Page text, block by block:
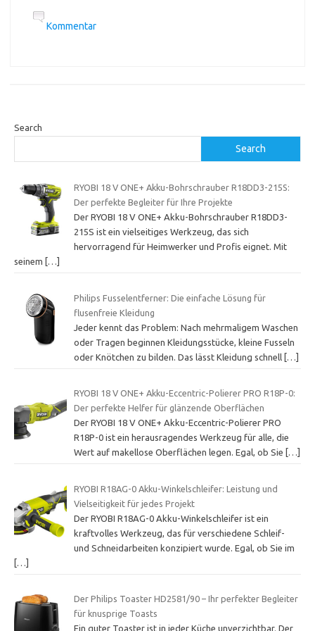
Kommentar
Search
Search
RYOBI 18 V ONE+ Akku-Bohrschrauber R18DD3-215S:
Der perfekte Begleiter für Ihre Projekte
Der RYOBI 18 V ONE+ Akku-Bohrschrauber R18DD3-
215S ist ein vielseitiges Werkzeug, das sich
hervorragend für Heimwerker und Profis eignet. Mit
seinem
[…]
Philips Fusselentferner: Die einfache Lösung für
flusenfreie Kleidung
Jeder kennt das Problem: Nach mehrmaligem Waschen
oder Tragen beginnen Kleidungsstücke, kleine Fusseln
oder Knötchen zu bilden. Das lässt Kleidung schnell […]
RYOBI 18 V ONE+ Akku-Eccentric-Polierer PRO R18P-0:
Der perfekte Helfer für glänzende Oberflächen
Der RYOBI 18 V ONE+ Akku-Eccentric-Polierer PRO
R18P-0 ist ein herausragendes Werkzeug für alle, die
Wert auf makellose Oberflächen legen. Egal, ob Sie
[…]
RYOBI R18AG-0 Akku-Winkelschleifer: Leistung und
Vielseitigkeit für jedes Projekt
Der RYOBI R18AG-0 Akku-Winkelschleifer ist ein
kraftvolles Werkzeug, das für verschiedene Schleif-
und Schneidarbeiten konzipiert wurde. Egal, ob Sie im
[…]
Der Philips Toaster HD2581/90 – Ihr perfekter Begleiter
für knusprige Toasts
Ein guter Toaster ist in jeder Küche unverzichtbar. Der